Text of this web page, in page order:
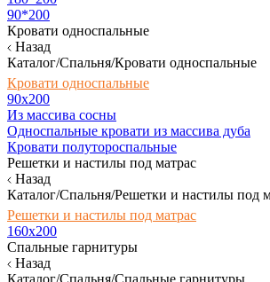
90*200
Кровати односпальные
Назад
Каталог/Спальня/Кровати односпальные
Кровати односпальные
90х200
Из массива сосны
Односпальные кровати из массива дуба
Кровати полутороспальные
Решетки и настилы под матрас
Назад
Каталог/Спальня/Решетки и настилы под
Решетки и настилы под матрас
160х200
Спальные гарнитуры
Назад
Каталог/Спальня/Спальные гарнитуры